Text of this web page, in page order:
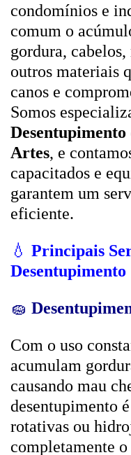
condomínios e
comum o
gordura,
outros materiais
canos e
Somos
Artes, e
capacitados e
garantem um
eficiente.
💧 Principais
Desentupimento
🧽
Com o uso
acumulam
causando mau
desentupimento
rotativas ou
completamente